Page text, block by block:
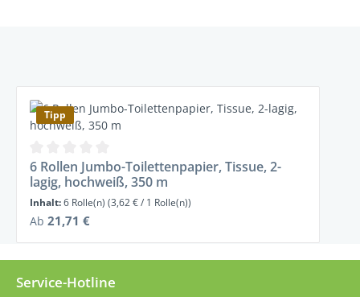
Tipp
Durchschnittliche Bewertung von 0 von 5 Sternen
6 Rollen Jumbo-Toilettenpapier, Tissue, 2-
lagig, hochweiß, 350 m
Inhalt:6 Rolle(n) (3,62 € / 1 Rolle(n))
Regulärer Preis:
Ab 21,71 €
Service-Hotline